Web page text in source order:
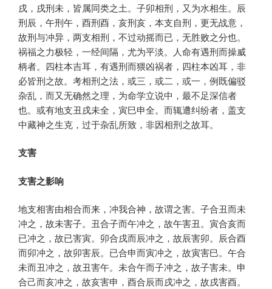
戌，戌刑未，皆属同类之土。子卯相刑，又为水相生。辰
刑辰，午刑午，酉刑酉，亥刑亥，本支自刑，更无战意，
故刑与冲异，两支相刑，不过动摇而已，无胜败之分也。
祸福之力极轻，一经间隔，尤为平淡。人命有遇刑而操威
柄者。四柱本吉耳，有遇刑而猥凶祸者，四柱本凶耳，非
必皆刑之故。考相刑之法，或三，或二，或一，例既偏驳
杂乱，而又无确然之理，为命学立说中，最不足深信者
也。或有地支丑戌未全，寅巳申全。而辄遭纠纷者，盖支
中藏神之生克，过于杂乱所致，非因相刑之故耳。
支害
支害之影响
地支相害由相合而来，冲我合神，故谓之害。子合丑而未
冲之，故未害子。丑合子而午冲之，故午害丑。寅合亥而
已冲之，故已害寅。卯合戌而辰冲之，故辰害卯。辰合酉
而卯冲之，故卯害辰。已合申而寅冲之，故寅害巳。午合
未而丑冲之，故丑害午。未合午而子冲之，故子害未。申
合己而亥冲之，故亥害申，酉合辰而戌冲之，故戌害酉。